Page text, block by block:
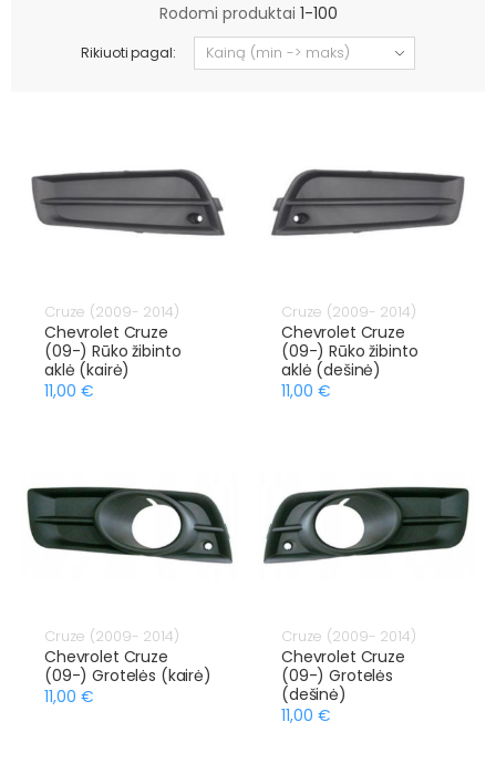
Rodomi produktai 1-100
Rikiuoti pagal:
Cruze (2009- 2014)
Chevrolet Cruze
(09-) Rūko žibinto
aklė (kairė)
11,00 €
Cruze (2009- 2014)
Chevrolet Cruze
(09-) Rūko žibinto
aklė (dešinė)
11,00 €
Cruze (2009- 2014)
Chevrolet Cruze
(09-) Grotelės (kairė)
11,00 €
Cruze (2009- 2014)
Chevrolet Cruze
(09-) Grotelės
(dešinė)
11,00 €